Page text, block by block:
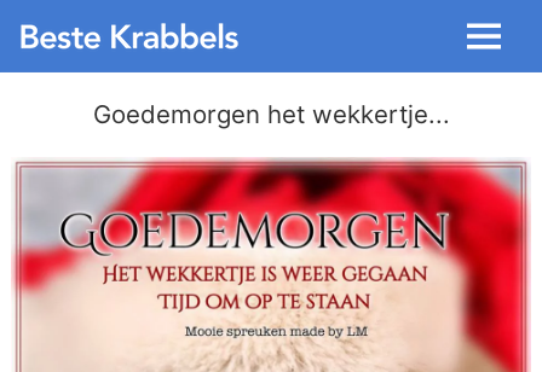
Menu
Goedemorgen het wekkertje...